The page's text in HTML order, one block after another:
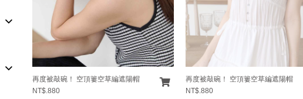
再度被敲碗！ 空頂簍空草編遮陽帽
NT$.880
再度被敲碗！ 空頂簍空草編遮陽帽
NT$.880